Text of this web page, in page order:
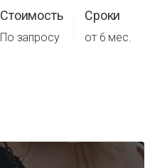
Стоимость
По запросу
Сроки
от 6 мес.